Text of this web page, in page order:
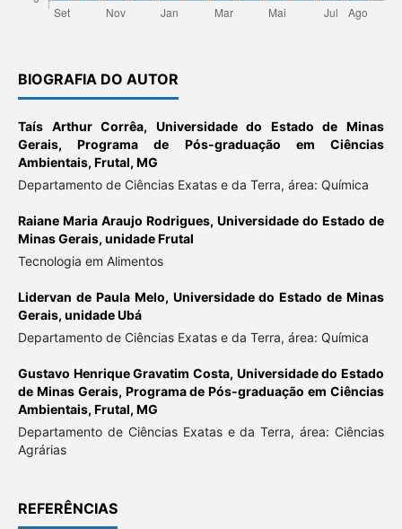
BIOGRAFIA DO AUTOR
Taís Arthur Corrêa, Universidade do Estado de Minas
Gerais, Programa de Pós-graduação em Ciências
Ambientais, Frutal, MG
Departamento de Ciências Exatas e da Terra, área: Química
Raiane Maria Araujo Rodrigues,Universidade do Estado de
Minas Gerais, unidade Frutal
Tecnologia em Alimentos
Lidervan de Paula Melo, Universidade do Estado de Minas
Gerais, unidade Ubá
Departamento de Ciências Exatas e da Terra, área: Química
Gustavo Henrique Gravatim Costa, Universidade do Estado
de Minas Gerais, Programa de Pós-graduação em Ciências
Ambientais, Frutal, MG
Departamento de Ciências Exatas e da Terra, área: Ciências
Agrárias
REFERÊNCIAS